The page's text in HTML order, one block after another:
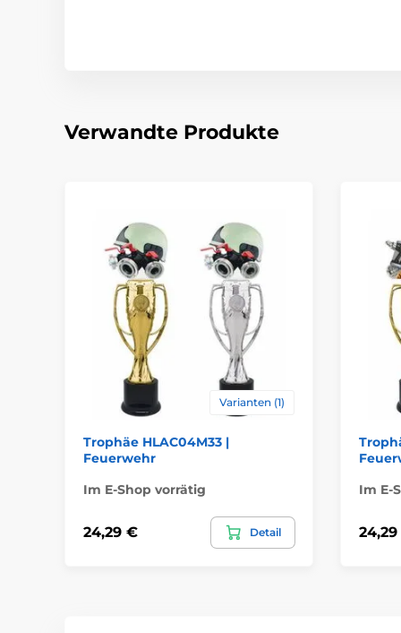
Verwandte Produkte
Varianten (1)
Trophäe HLAC04M33 |
Feuerwehr
Im E-Shop vorrätig
24,29 € Detail
Im E-